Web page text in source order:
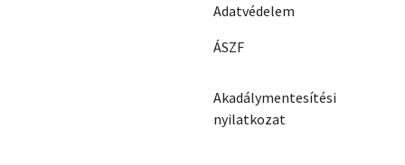
Adatvédelem
ÁSZF
Akadálymentesítési
nyilatkozat